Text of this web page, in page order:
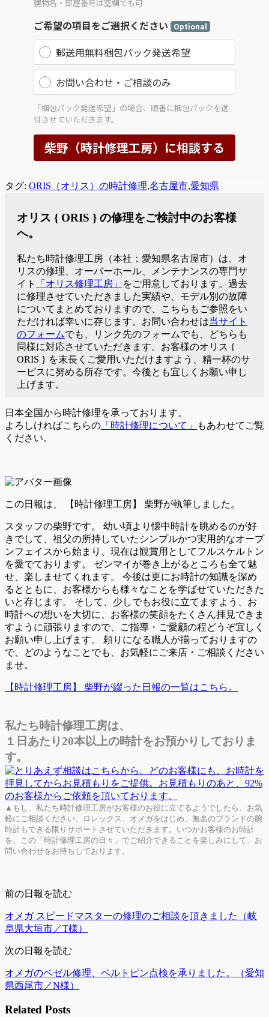
タグ: ORIS（オリス）の時計修理,名古屋市,愛知県
オリス { ORIS } の修理をご検討中のお客様
へ。
私たち時計修理工房（本社：愛知県名古屋市）は、オ
リスの修理、オーバーホール、メンテナンスの専門サ
イト
「オリス修理工房」
をご用意しております。過去
に修理させていただきました実績や、モデル別の故障
についてまとめておりますので、こちらもご参照をい
ただければ幸いに存じます。お問い合わせは当サイト
のフォームでも、リンク先のフォームでも、どちらも
同様に対応させていただきます。お客様のオリス {
ORIS } を末長くご愛用いただけますよう、精一杯のサ
ービスに努める所存です。今後とも宜しくお願い申し
上げます。
日本全国から時計修理を承っております。
よろしければこちらの 「時計修理について」
もあわせてご覧
ください。
この日報は、 【時計修理工房】 柴野が執筆しました。
スタッフの柴野です。 幼い頃より懐中時計を眺めるのが好
きでして、祖父の所持していたシンプルかつ実用的なオープ
ンフェイスから始まり、現在は観賞用としてフルスケルトン
を愛でております。 ゼンマイが巻き上がるところも全て魅
せ、楽しませてくれます。 今後は更にお時計の知識を深め
るとともに、お客様からも様々なことを学ばせていただきた
いと存じます。 そして、少しでもお役に立てますよう、お
時計への想いを大切に、お客様の笑顔をたくさん拝見できま
すように頑張りますので、ご指導・ご愛顧の程どうぞ宜しく
お願い申し上げます。 頼りになる職人が揃っておりますの
で、どのようなことでも、お気軽にご来店・ご相談ください
ませ。
【時計修理工房】 柴野が綴った日報の一覧はこちら。
私たち時計修理工房は、
１日あたり20本以上の時計をお預かりしておりま
す。
▲もし、私たち時計修理工房がお客様のお役に立てるようでしたら、お気
軽にご相談ください。ロレックス、オメガをはじめ、無名のブランドの腕
時計もできる限りサポートさせていただきます。いつかお客様のお時計
を、この「時計修理工房の日々」でご紹介できることを楽しみにして、お
問い合わせをお待ちしております。
前の日報を読む
オメガ スピードマスターの修理のご相談を頂きました（岐
阜県大垣市／T様）
次の日報を読む
オメガのベゼル修理、ベルトピン点検を承りました。（愛知
県西尾市／N様）
Related Posts